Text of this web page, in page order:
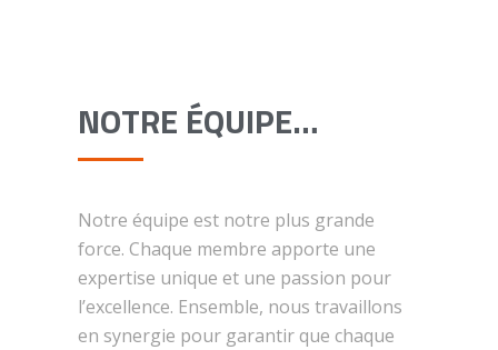
NOTRE ÉQUIPE…
Notre équipe est notre plus grande
force. Chaque membre apporte une
expertise unique et une passion pour
l’excellence. Ensemble, nous travaillons
en synergie pour garantir que chaque